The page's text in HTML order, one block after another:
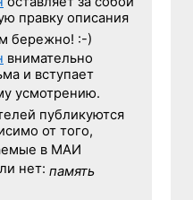
правку описания
бережно! :-)
внимательно
и вступает
усмотрению.
публикуются
от того,
в МАИ
нет: память